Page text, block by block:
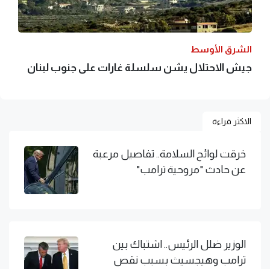
الشرق الأوسط
جيش الاحتلال يشن سلسلة غارات على جنوب لبنان
الاكثر قراءة
خرقت لوائح السلامة.. تفاصيل مرعبة
عن حادث "مروحية ترامب"
الوزير ضلل الرئيس.. اشتباك بين
ترامب وهيجسيث بسبب نقص